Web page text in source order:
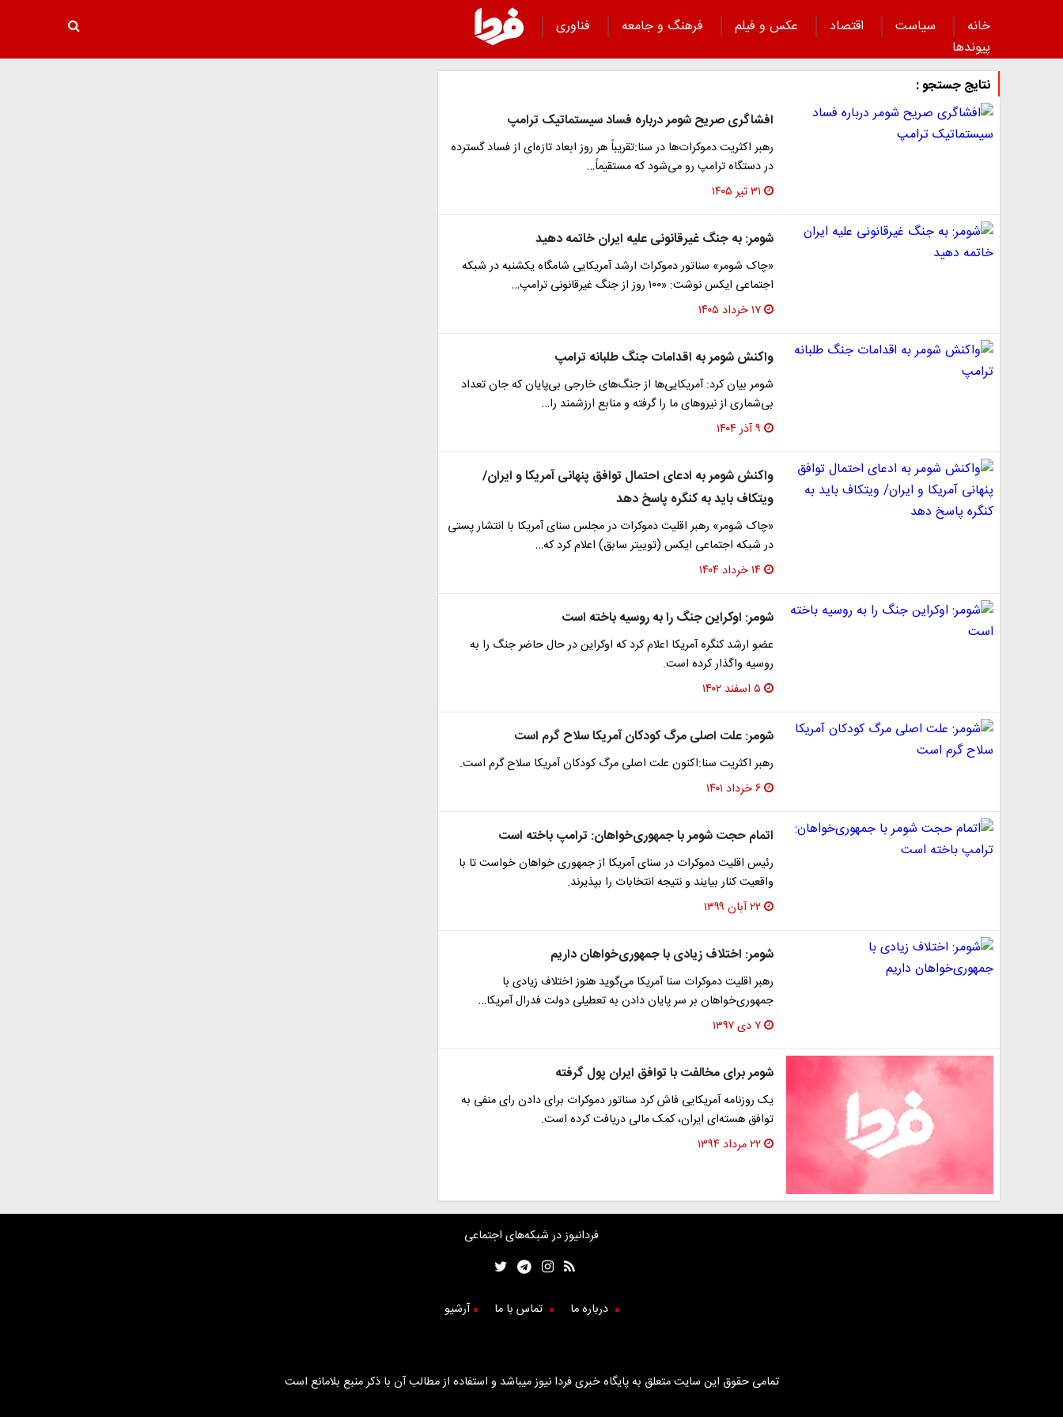
خانه سیاست اقتصاد عکس و فیلم فرهنگ و جامعه
فناوری
پیوند‌ها
نتایج جستجو :
افشاگری صریح شومر درباره فساد سیستماتیک ترامپ
رهبر اکثریت دموکرات‌ها در سنا:تقریباً هر روز ابعاد تازه‌ای از فساد گسترده
در دستگاه ترامپ رو می‌شود که مستقیماً…
۳۱ تیر ۱۴۰۵
شومر: به جنگ غیرقانونی علیه ایران خاتمه دهید
«چاک شومر» سناتور دموکرات ارشد آمریکایی شامگاه یکشنبه در شبکه
اجتماعی ایکس نوشت: «۱۰۰ روز از جنگ غیرقانونی ترامپ…
۱۷ خرداد ۱۴۰۵
واکنش شومر به اقدامات جنگ طلبانه ترامپ
شومر بیان کرد: آمریکایی‌ها از جنگ‌های خارجی بی‌پایان که جان تعداد
بی‌شماری از نیروهای ما را گرفته و منابع ارزشمند را…
۹ آذر ۱۴۰۴
واکنش شومر به ادعای احتمال توافق پنهانی آمریکا و ایران/
ویتکاف باید به کنگره پاسخ دهد
«چاک شومر» رهبر اقلیت دموکرات در مجلس سنای آمریکا با انتشار پستی
در شبکه اجتماعی ایکس (توییتر سابق) اعلام کرد که…
۱۴ خرداد ۱۴۰۴
شومر: اوکراین جنگ را به روسیه باخته است
عضو ارشد کنگره آمریکا اعلام کرد که اوکراین در حال حاضر جنگ را به
روسیه واگذار کرده است.
۵ اسفند ۱۴۰۲
شومر: علت اصلی مرگ کودکان آمریکا سلاح گرم است
رهبر اکثریت سنا:اکنون علت اصلی مرگ کودکان آمریکا سلاح گرم است.
۶ خرداد ۱۴۰۱
اتمام حجت شومر با جمهوری‌خواهان: ترامپ باخته است
رئیس اقلیت دموکرات در سنای آمریکا از جمهوری خواهان خواست تا با
واقعیت کنار بیایند و نتیجه انتخابات را بپذیرند.
۲۲ آبان ۱۳۹۹
شومر: اختلاف زیادی با جمهوری‌خواهان داریم
رهبر اقلیت دموکرات سنا آمریکا می‌گوید هنوز اختلاف زیادی با
جمهوری‌خواهان بر سر پایان دادن به تعطیلی دولت فدرال آمریکا…
۷ دی ۱۳۹۷
شومر برای مخالفت با توافق ایران پول گرفته
یک روزنامه آمریکایی فاش کرد سناتور دموکرات برای دادن رای منفی به
توافق هسته‌ای ایران، کمک مالی دریافت کرده است.
۲۲ مرداد ۱۳۹۴
فردانیوز در شبکه‌های اجتماعی
درباره ما تماس با ما آرشیو
تمامی حقوق این سایت متعلق به پایگاه خبری فردا نیوز میباشد و استفاده از مطالب آن با ذکر منبع بلامانع است